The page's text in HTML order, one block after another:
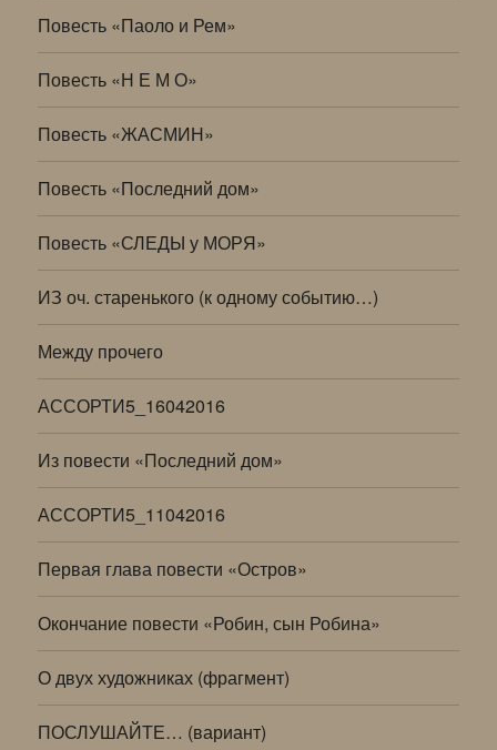
Повесть «Паоло и Рем»
Повесть «Н Е М О»
Повесть «ЖАСМИН»
Повесть «Последний дом»
Повесть «СЛЕДЫ у МОРЯ»
ИЗ оч. старенького (к одному событию…)
Между прочего
АССОРТИ5_16042016
Из повести «Последний дом»
АССОРТИ5_11042016
Первая глава повести «Остров»
Окончание повести «Робин, сын Робина»
О двух художниках (фрагмент)
ПОСЛУШАЙТЕ… (вариант)